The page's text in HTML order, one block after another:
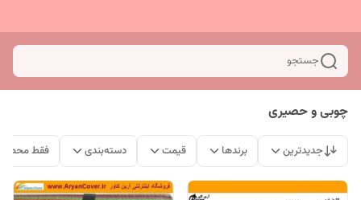
جستجو
چوبی و حصیری
جدیدترین برندها قیمت دسته‌بندی فقط